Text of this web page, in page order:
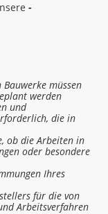
-
müssen
werden
und
die in
ob die Arbeiten in
oder besondere
Ihres
für die von
Arbeitsverfahren